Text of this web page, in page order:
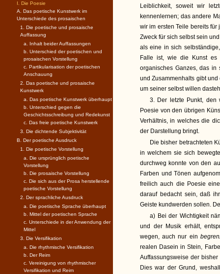
Leiblichkeit, soweit wir
kennenlernen; das andere
wir im ersten Teile bereits
Zweck für sich selbst sein
als eine in sich
Falle ist, wie die Kunst es
organisches Ganzes, das in
und Zusammenhalts gibt
um seiner selbst willen
3. Der letzte Punkt, den
Poesie von den übrigen
Verhältnis, in welches die
der Darstellung bringt.
Die bisher betrachteten
in welchem sie sich
durchweg konnte von den
Farben und Tönen
freilich auch die Poesie
darauf bedacht sein, daß
Geiste kundwerden sollen.
a) Bei der Wichtigkeit
und der Musik erhält,
wegen, auch nur ein
realen Dasein in Stein,
Auffassungsweise der
Dies war der Grund,
I. Die Poesie
A. Das poetische Kunstwerk im
Unterschiede des prosaischen
1. Die poetische und prosaische
Auffassung
a. Inhalt beider Auffassungen
b. Unterschied der poetischen und
prosaischen Vorstellung
c. Partikularisation der poetischen
Anschauung
2. Das poetische und prosaische
Kunstwerk
a. Das poetische Kunstwerk überhaupt
b. Unterschied gegen die
Geschichtsschreibung und Redekunst
c. Das freie poetische Kunstwerk
3. Die dichtende Subjektivität
B. Der poetische Ausdruck
1. Die poetische Vorstellung
a. Die ursprünglich poetische
Vorstellung
b. Die prosaische Vorstellung
c. Die sich aus der Prosa herstellende
poetische Vorstellung
2. Der sprachliche Ausdruck
a. Die poetische Sprache überhaupt
b. Mittel der poetischen Sprache
c. Unterschiede in der Anwendung der
Mittel
3. Die Versifikation
a. Die rhythmische Versifikation
b. Der Reim
c. Vereinigung von rhythmischer
Versifikation und Reim